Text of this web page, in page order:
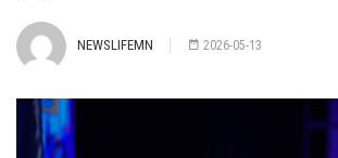
NEWSLIFEMN 2026-05-13